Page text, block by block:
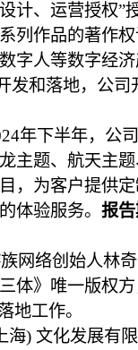
计、运营授权”
列作品的著作
字人等数字经
发和落地，公司
年下半年，公
主题、航天主
，为客户提供
体验服务。 报
网络创始人林
体》唯一版权
地工作。
) 文化发展有